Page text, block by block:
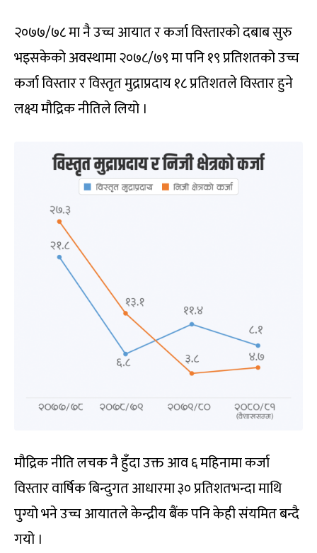
२०७७/७८ मा नै उच्च आयात र कर्जा विस्तारको दबाब सुरु
भइसकेको अवस्थामा २०७८/७९ मा पनि १९ प्रतिशतको उच्च
कर्जा विस्तार र विस्तृत मुद्राप्रदाय १८ प्रतिशतले विस्तार हुने
लक्ष्य मौद्रिक नीतिले लियो ।
मौद्रिक नीति लचक नै हुँदा उक्त आव ६ महिनामा कर्जा
विस्तार वार्षिक बिन्दुगत आधारमा ३० प्रतिशतभन्दा माथि
पुग्यो भने उच्च आयातले केन्द्रीय बैंक पनि केही संयमित बन्दै
गयो ।